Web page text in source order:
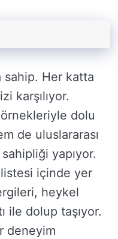
sahip. Her katta
karşılıyor.
dolu
de uluslararası
yapıyor.
listesi içinde yer
heykel
ile dolup taşıyor.
deneyim